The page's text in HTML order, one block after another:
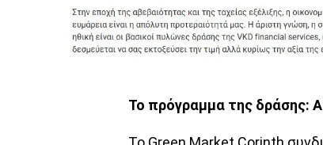
Το πρόγραμμα της δράσης: